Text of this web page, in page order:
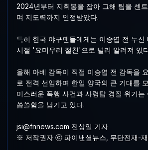
2024년부터 지휘봉을 잡아 그해 팀을 센
며 지도력까지 인정받았다.
특히 한국 야구팬들에게는 이승엽 전 두산
시절 '요미우리 절친'으로 널리 알려져 있
올해 아베 감독이 직접 이승엽 전 감독을
로 전격 선임하며 한일 양국의 큰 기대를
미스러운 폭행 사건과 사령탑 경질 위기는
씁쓸함을 남기고 있다.
jsi@fnnews.com 전상일 기자
※ 저작권자 ⓒ 파이낸셜뉴스, 무단전재-